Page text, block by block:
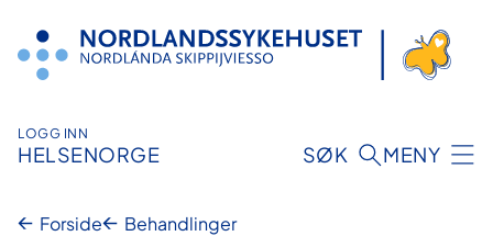
innhold
LOGG INN
HELSENORGE SØK MENY
Forside
Behandlinger